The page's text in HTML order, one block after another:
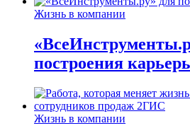
Жизнь в компании
построения
Жизнь в компании